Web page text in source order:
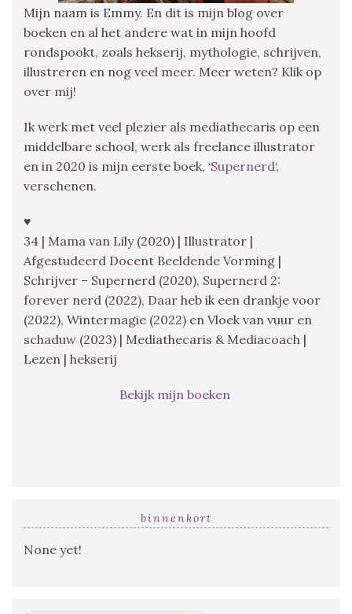
Mijn naam is Emmy. En dit is mijn blog over
boeken en al het andere wat in mijn hoofd
rondspookt, zoals hekserij, mythologie, schrijven,
illustreren en nog veel meer. Meer weten? Klik op
over mij!
Ik werk met veel plezier als mediathecaris op een
middelbare school, werk als freelance illustrator
en in 2020 is mijn eerste boek, ‘Supernerd‘,
verschenen.
♥
34 | Mama van Lily (2020) | Illustrator |
Afgestudeerd Docent Beeldende Vorming |
Schrijver – Supernerd (2020), Supernerd 2:
forever nerd (2022), Daar heb ik een drankje voor
(2022), Wintermagie (2022) en Vloek van vuur en
schaduw (2023) | Mediathecaris & Mediacoach |
Lezen | hekserij
Bekijk mijn boeken
binnenkort
None yet!